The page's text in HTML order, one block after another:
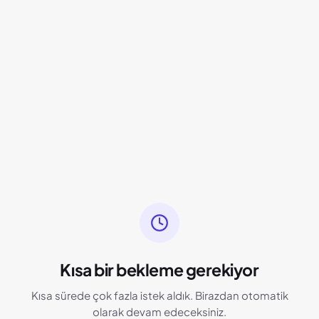
Kısa bir bekleme gerekiyor
Kısa sürede çok fazla istek aldık. Birazdan otomatik
olarak devam edeceksiniz.